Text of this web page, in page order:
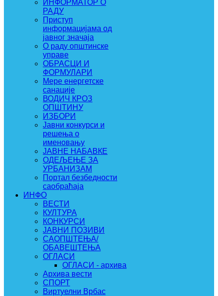
ИНФОРМАТОР О
РАДУ
Приступ
информацијама од
јавног значаја
О раду општинске
управе
ОБРАСЦИ И
ФОРМУЛАРИ
Мере енергетске
санације
ВОДИЧ КРОЗ
ОПШТИНУ
ИЗБОРИ
Јавни конкурси и
решења о
именовању
ЈАВНЕ НАБАВКЕ
ОДЕЉЕЊЕ ЗА
УРБАНИЗАМ
Портал безбедности
саобраћаја
ИНФО
ВЕСТИ
КУЛТУРА
КОНКУРСИ
ЈАВНИ ПОЗИВИ
САОПШТЕЊА/
ОБАВЕШТЕЊА
ОГЛАСИ
ОГЛАСИ - архива
Архива вести
СПОРТ
Виртуелни Врбас